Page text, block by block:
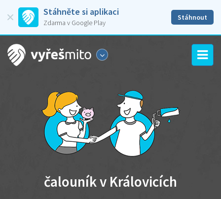
Stáhněte si aplikaci
Zdarma v Google Play
Stáhnout
čalouník v Královicích